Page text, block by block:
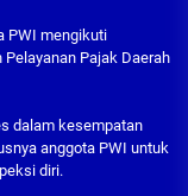
PWI mengikuti
Pajak Daerah
dalam kesempatan
anggota PWI untuk
diri.